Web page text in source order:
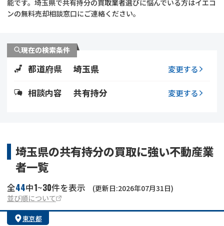
業者を探す
空き家
再建築不可
ゴミ屋敷
リースバック
不動産コラム
不動産売却
訳あり不動産
土地売却
借地 不動産リースバック
任意売却
能です。埼玉県で共有持分の買取業者選びに悩んでいる方はイエコ
ンの無料売却相談窓口にご連絡ください。
現在の検索条件
都道府県 埼玉県 変更する
相談内容 共有持分 変更する
埼玉県の共有持分の買取に強い不動産業
者一覧
全44中1~30件を表示
(更新日:2026年07月31日)
並び順について
東京都